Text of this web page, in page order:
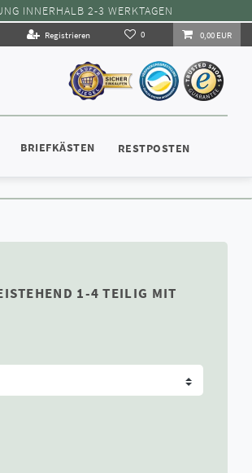
INNERHALB 2-3 WERKTAGEN
Registrieren 0 0,00 EUR
BRIEFKÄSTEN RESTPOSTEN
1-4 TEILIG MIT